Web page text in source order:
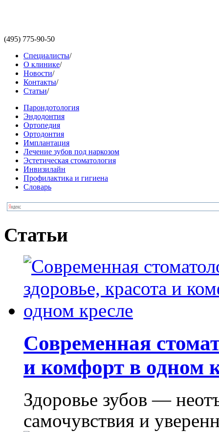
(495) 775-90-50
Специалисты/
О клинике/
Новости/
Контакты/
Статьи/
Парондотология
Эндодонтия
Ортопедия
Ортодонтия
Имплантация
Лечение зубов под наркозом
Эстетическая стоматология
Инвизилайн
Профилактика и гигиена
Словарь
Статьи
Современная
и комфорт в одном
Здоровье зубов —
самочувствия и